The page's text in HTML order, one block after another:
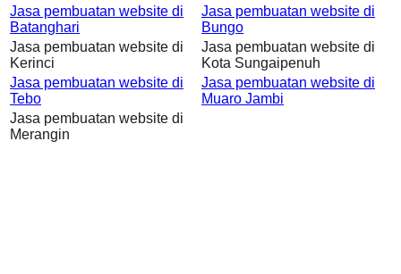
Jasa pembuatan website di
Batanghari
Jasa pembuatan website di
Bungo
Jasa pembuatan website di
Kerinci
Jasa pembuatan website di
Kota Sungaipenuh
Jasa pembuatan website di
Tebo
Jasa pembuatan website di
Muaro Jambi
Jasa pembuatan website di
Merangin